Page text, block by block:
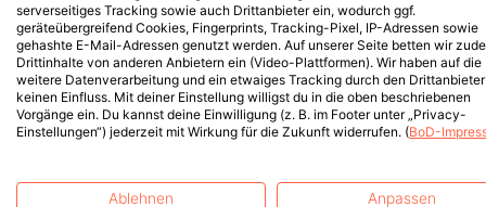
serverseitiges Tracking sowie auch Drittanbieter ein, wodurch ggf.
geräteübergreifend Cookies, Fingerprints, Tracking-Pixel, IP-Adressen sowie
gehashte E-Mail-Adressen genutzt werden. Auf unserer Seite betten wir
Drittinhalte von anderen Anbietern ein (Video-Plattformen). Wir haben auf die
weitere Datenverarbeitung und ein etwaiges Tracking durch den Drittanbieter
keinen Einfluss. Mit deiner Einstellung willigst du in die oben beschriebenen
Vorgänge ein. Du kannst deine Einwilligung (z. B. im Footer unter „Privacy-
Einstellungen“) jederzeit mit Wirkung für die Zukunft widerrufen. (BoD-
Ablehnen Anpassen